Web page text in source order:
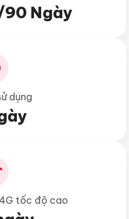
Ngày
dụng
tốc độ cao